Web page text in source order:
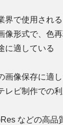
界で使用され
像形式で、色
に適している
画像保存に適
レビ制作での
などの高品